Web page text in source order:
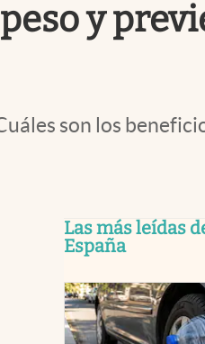
y
son los
Las más leídas
España